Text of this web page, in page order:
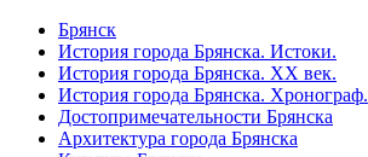
Брянск
История города Брянска. Истоки.
История города Брянска. XX век.
История города Брянска. Хронограф.
Достопримечательности Брянска
Архитектура города Брянска